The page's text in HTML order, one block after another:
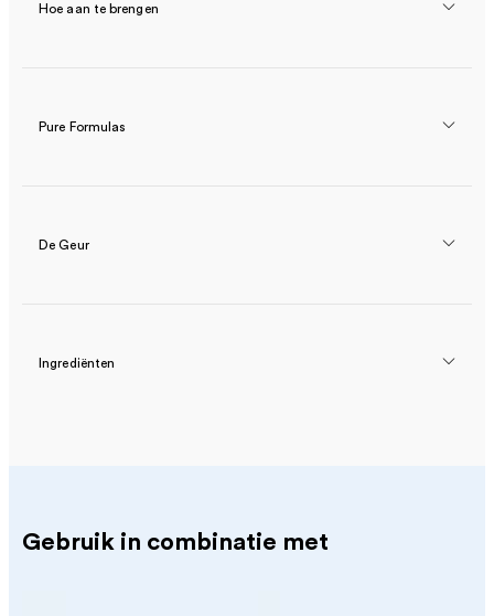
Hoe aan te brengen
Pure Formulas
De Geur
Ingrediënten
Gebruik in combinatie met